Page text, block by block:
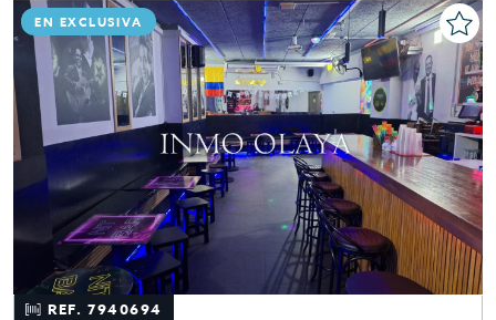
EN EXCLUSIVA
REF. 7940694